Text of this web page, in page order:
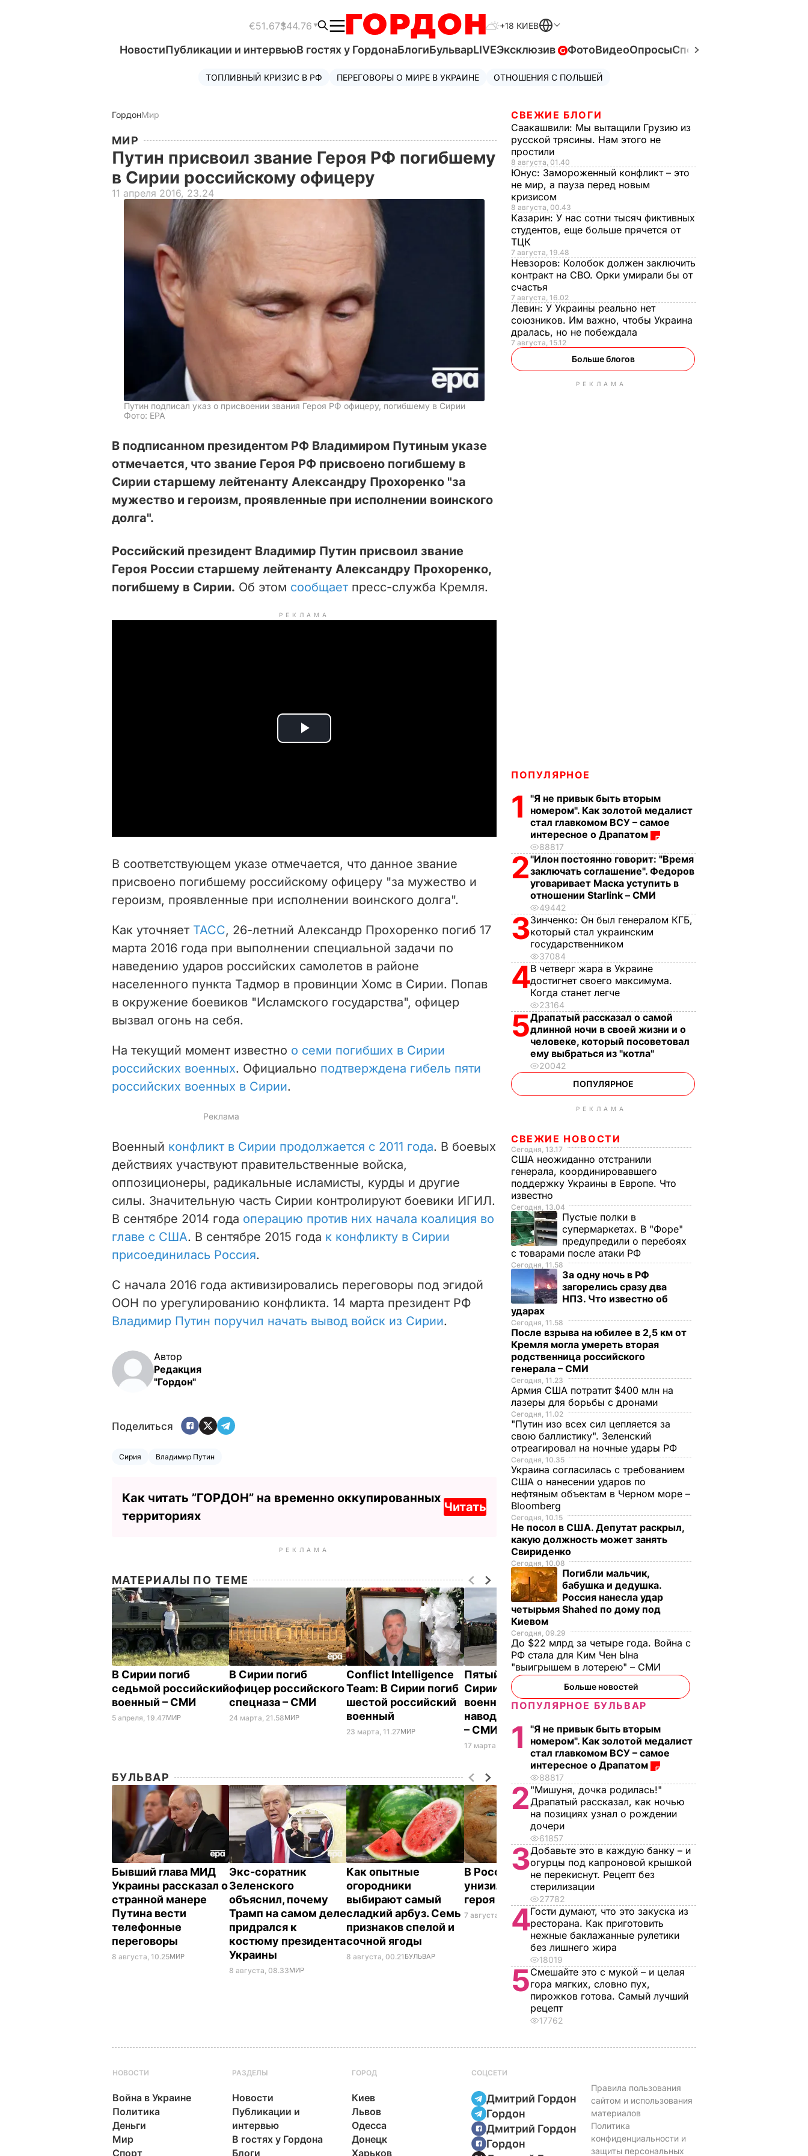
€51.67$44.76 +18 КИЕВ
НовостиПубликации и интервьюВ гостях у ГордонаБлогиБульварLIVEЭксклюзив ФотоВидеоОпросыСпецпроекты
ТОПЛИВНЫЙ КРИЗИС В РФ ПЕРЕГОВОРЫ О МИРЕ В УКРАИНЕ ОТНОШЕНИЯ С ПОЛЬШЕЙ
ГордонМир
МИР
Путин присвоил звание Героя РФ погибшему
в Сирии российскому офицеру
11 апреля 2016, 23.24
Путин подписал указ о присвоении звания Героя РФ офицеру, погибшему в Сирии
Фото: ЕРА
В подписанном президентом РФ Владимиром Путиным указе
отмечается, что звание Героя РФ присвоено погибшему в
Сирии старшему лейтенанту Александру Прохоренко "за
мужество и героизм, проявленные при исполнении воинского
долга".
Российский президент Владимир Путин присвоил звание
Героя России старшему лейтенанту Александру Прохоренко,
погибшему в Сирии. Об этом сообщаетпресс-служба Кремля.
РЕКЛАМА
P
i
d
e
o
В соответствующем указе отмечается, что данное звание
присвоено погибшему российскому офицеру "за мужество и
героизм, проявленные при исполнении воинского долга".
Как уточняет ТАСС, 26-летний Александр Прохоренко погиб 17
марта 2016 года при выполнении специальной задачи по
наведению ударов российских самолетов в районе
населенного пункта Тадмор в провинции Хомс в Сирии. Попав
в окружение боевиков "Исламского государства", офицер
вызвал огонь на себя.
На текущий момент известно о семи погибших в Сирии
российских военных. Официально подтверждена гибель пяти
российских военных в Сирии.
Военный конфликт в Сирии продолжается с 2011 года. В боевых
действиях участвуют правительственные войска,
оппозиционеры, радикальные исламисты, курды и другие
силы. Значительную часть Сирии контролируют боевики ИГИЛ.
В сентябре 2014 года операцию против них начала коалиция во
главе с США. В сентябре 2015 года к конфликту в Сирии
присоединилась Россия.
С начала 2016 года активизировались переговоры под эгидой
ООН по урегулированию конфликта. 14 марта президент РФ
Владимир Путин поручил начать вывод войск из Сирии.
Автор
Редакция
"Гордон"
Поделиться
Сирия Владимир Путин
Как читать ”ГОРДОН” на временно оккупированных
территориях
Читать
РЕКЛАМА
МАТЕРИАЛЫ ПО ТЕМЕ
В Сирии погиб
седьмой российский
военный – СМИ
5 апреля, 19.47МИР
В Сирии погиб
офицер российского
спецназа – СМИ
24 марта, 21.58МИР
Сonflict Intelligence
Team: В Сирии погиб
шестой российский
военный
23 марта, 11.27МИР
Пятый погибший в
Сирии российский
военный был
наводчиком авиации
– СМИ
17 марта, 21.48 МИР
БУЛЬВАР
Бывший глава МИД
Украины рассказал о
странной манере
Путина вести
телефонные
переговоры
8 августа, 10.25МИР
Экс-соратник
Зеленского
объяснил, почему
Трамп на самом деле
придрался к
костюму президента
Украины
8 августа, 08.33МИР
Как опытные
огородники
выбирают самый
сладкий арбуз. Семь
признаков спелой и
сочной ягоды
8 августа, 00.21 БУЛЬВАР
В России жестоко
унизили любимого
героя Путина
7 августа, 23.32БУЛЬВАР
"Димка был вроде
нормальный, пока не
попали снимки
Кабаевой с
Медведевым
СВЕЖИЕ БЛОГИ
Саакашвили: Мы вытащили Грузию из
русской трясины. Нам этого не
простили
8 августа, 01.40
Юнус: Замороженный конфликт – это
не мир, а пауза перед новым
кризисом
8 августа, 00.43
Казарин: У нас сотни тысяч фиктивных
студентов, еще больше прячется от
ТЦК
7 августа, 19.48
Невзоров: Колобок должен заключить
контракт на СВО. Орки умирали бы от
счастья
7 августа, 16.02
Левин: У Украины реально нет
союзников. Им важно, чтобы Украина
дралась, но не побеждала
7 августа, 15.12
Больше блогов
РЕКЛАМА
ПОПУЛЯРНОЕ
1
"Я не привык быть вторым
номером". Как золотой медалист
стал главкомом ВСУ – самое
интересное о Драпатом
88817
2"Илон постоянно говорит: "Время
заключать соглашение". Федоров
уговаривает Маска уступить в
отношении Starlink – СМИ
49442
3Зинченко: Он был генералом КГБ,
который стал украинским
государственником
37084
4В четверг жара в Украине
достигнет своего максимума.
Когда станет легче
23164
5Драпатый рассказал о самой
длинной ночи в своей жизни и о
человеке, который посоветовал
ему выбраться из "котла"
20042
ПОПУЛЯРНОЕ
РЕКЛАМА
СВЕЖИЕ НОВОСТИ
Сегодня, 13.17
США неожиданно отстранили
генерала, координировавшего
поддержку Украины в Европе. Что
известно
Сегодня, 13.04
Пустые полки в
супермаркетах. В "Форе"
предупредили о перебоях
с товарами после атаки РФ
Сегодня, 11.58
За одну ночь в РФ
загорелись сразу два
НПЗ. Что известно об
ударах
Сегодня, 11.58
После взрыва на юбилее в 2,5 км от
Кремля могла умереть вторая
родственница российского
генерала – СМИ
Сегодня, 11.23
Армия США потратит $400 млн на
лазеры для борьбы с дронами
Сегодня, 11.02
"Путин изо всех сил цепляется за
свою баллистику". Зеленский
отреагировал на ночные удары РФ
Сегодня, 10.35
Украина согласилась с требованием
США о нанесении ударов по
нефтяным объектам в Черном море –
Bloomberg
Сегодня, 10.15
Не посол в США. Депутат раскрыл,
какую должность может занять
Свириденко
Сегодня, 10.08
Погибли мальчик,
бабушка и дедушка.
Россия нанесла удар
четырьмя Shahed по дому под
Киевом
Сегодня, 09.29
До $22 млрд за четыре года. Война с
РФ стала для Ким Чен Ына
"выигрышем в лотерею" – СМИ
Больше новостей
ПОПУЛЯРНОЕ БУЛЬВАР
1
"Я не привык быть вторым
номером". Как золотой медалист
стал главкомом ВСУ – самое
интересное о Драпатом
88817
2 "Мишуня, дочка родилась!"
Драпатый рассказал, как ночью
на позициях узнал о рождении
дочери
61857
3Добавьте это в каждую банку – и
огурцы под капроновой крышкой
не перекиснут. Рецепт без
стерилизации
27782
4Гости думают, что это закуска из
ресторана. Как приготовить
нежные баклажанные рулетики
без лишнего жира
18019
5Смешайте это с мукой – и целая
гора мягких, словно пух,
пирожков готова. Самый лучший
рецепт
17762
НОВОСТИ
Война в Украине
Политика
Деньги
Мир
Спорт
РАЗДЕЛЫ
Новости
Публикации и
интервью
В гостях у Гордона
Блоги
ГОРОД
Киев
Львов
Одесса
Донецк
Харьков
СОЦСЕТИ
Дмитрий Гордон
Гордон
Дмитрий Гордон
Гордон
Правила пользования
сайтом и использования
материалов
Политика
конфиденциальности и
защиты персональных